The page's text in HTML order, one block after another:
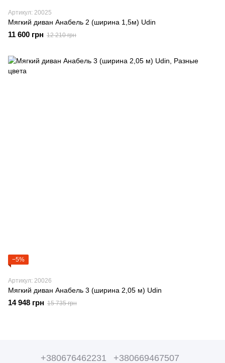
Артикул: 20025
Мягкий диван Анабель 2 (ширина 1,5м) Udin
11 600 грн 12 210 грн
−5%
Артикул: 20026
Мягкий диван Анабель 3 (ширина 2,05 м) Udin
14 948 грн 15 735 грн
+380676462231 +380669467507